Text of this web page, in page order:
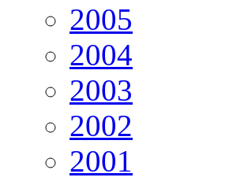
2005
2004
2003
2002
2001